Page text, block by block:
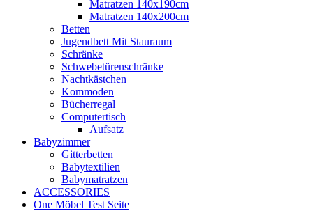
Matratzen 140x190cm
Matratzen 140x200cm
Betten
Jugendbett Mit Stauraum
Schränke
Schwebetürenschränke
Nachtkästchen
Kommoden
Bücherregal
Computertisch
Aufsatz
Babyzimmer
Gitterbetten
Babytextilien
Babymatratzen
ACCESSORIES
One Möbel Test Seite